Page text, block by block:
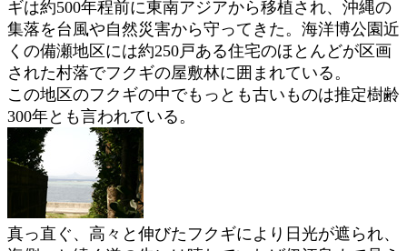
ギは約500年程前に東南アジアから移植され、沖縄の
集落を台風や自然災害から守ってきた。海洋博公園近
くの備瀬地区には約250戸ある住宅のほとんどが区画
された村落でフクギの屋敷林に囲まれている。
この地区のフクギの中でもっとも古いものは推定樹齢
300年とも言われている。
真っ直ぐ、高々と伸びたフクギにより日光が遮られ、